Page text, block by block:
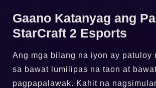
Gaano Katanyag ang
StarCraft 2 Esports
Ang mga bilang na iyon ay patuloy
sa bawat lumilipas na taon at
pagpapalawak. Kahit na